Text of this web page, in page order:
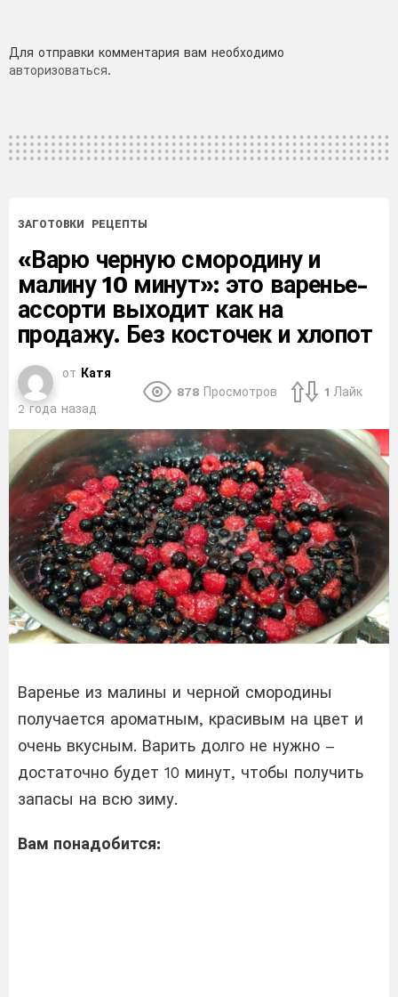
Добавить
комментарий
Для отправки комментария вам необходимо
авторизоваться.
ЗАГОТОВКИ РЕЦЕПТЫ
«Варю черную смородину и
малину 10 минут»: это варенье-
ассорти выходит как на
продажу. Без косточек и хлопот
от Катя
2 года назад
878 Просмотров 1 Лайк
Варенье из малины и черной смородины
получается ароматным, красивым на цвет и
очень вкусным. Варить долго не нужно –
достаточно будет 10 минут, чтобы получить
запасы на всю зиму.
Вам понадобится: